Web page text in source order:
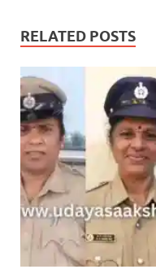
RELATED POSTS